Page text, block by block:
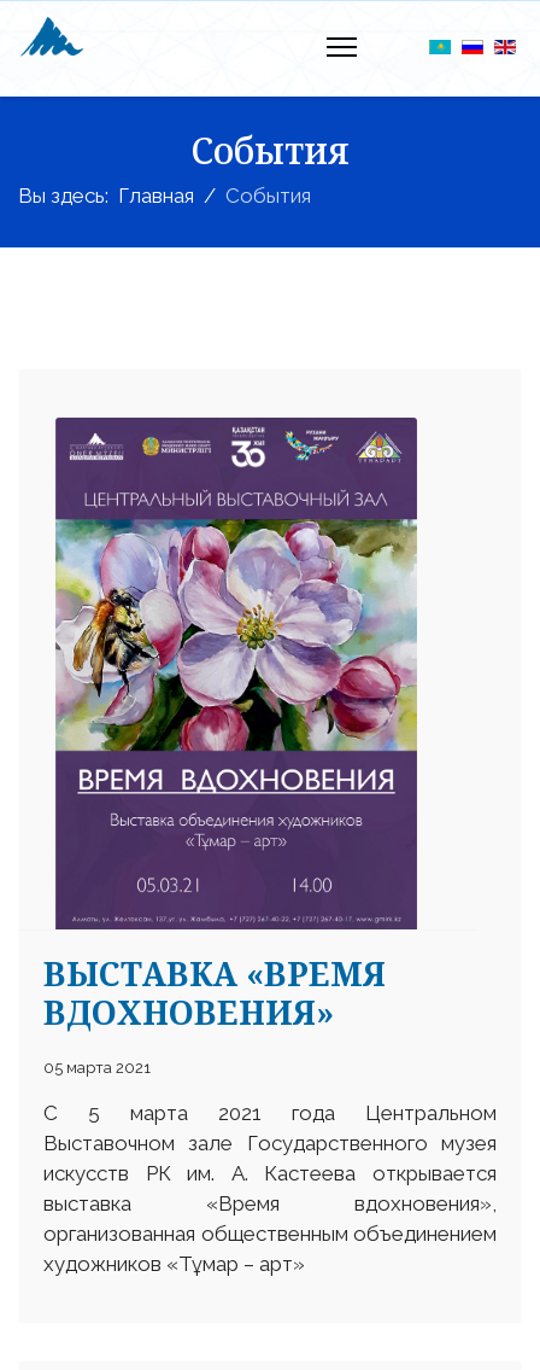
События
Вы здесь: Главная События
ВЫСТАВКА «ВРЕМЯ
ВДОХНОВЕНИЯ»
05 марта 2021
С 5 марта 2021 года Центральном
Выставочном зале Государственного музея
искусств РК им. А. Кастеева открывается
выставка «Время вдохновения»,
организованная общественным объединением
художников «Тұмар – арт»